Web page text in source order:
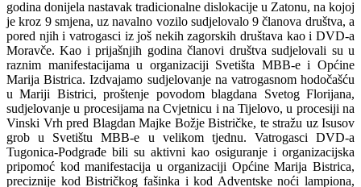
godina donijela nastavak tradicionalne dislokacije u Zatonu, na kojoj
je kroz 9 smjena, uz navalno vozilo sudjelovalo 9 članova društva, a
pored njih i vatrogasci iz još nekih zagorskih društava kao i DVD-a
Moravče. Kao i prijašnjih godina članovi društva sudjelovali su u
raznim manifestacijama u organizaciji Svetišta MBB-e i Općine
Marija Bistrica. Izdvajamo sudjelovanje na vatrogasnom hodočašću
u Mariji Bistrici, proštenje povodom blagdana Svetog Florijana,
sudjelovanje u procesijama na Cvjetnicu i na Tijelovo, u procesiji na
Vinski Vrh pred Blagdan Majke Božje Bistričke, te stražu uz Isusov
grob u Svetištu MBB-e u velikom tjednu. Vatrogasci DVD-a
Tugonica-Podgrađe bili su aktivni kao osiguranje i organizacijska
pripomoć kod manifestacija u organizaciji Općine Marija Bistrica,
preciznije kod Bistričkog fašinka i kod Adventske noći lampiona,